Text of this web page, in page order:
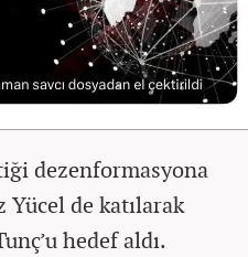
dezenformasyona
Yücel de katılarak
hedef aldı.